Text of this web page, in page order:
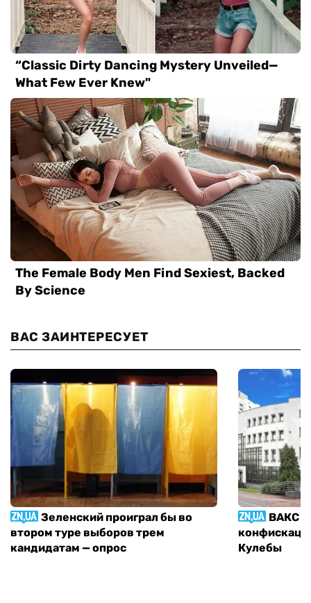
ВАС ЗАИНТЕРЕСУЕТ
Зеленский проиграл бы во
втором туре выборов трем
кандидатам — опрос
ВАКС
Кулебы